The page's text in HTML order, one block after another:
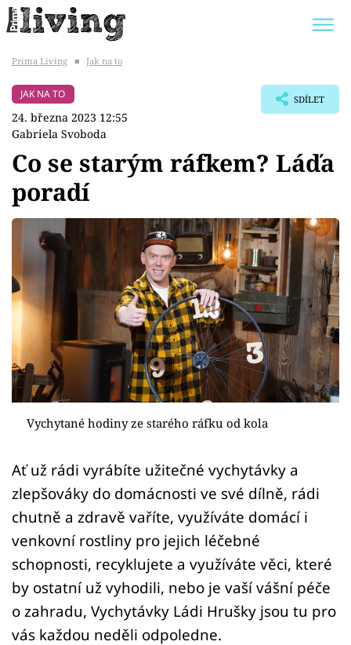
BYDLENÍ SLAVNÝCH
Témata
Bydlení
Zahrada
Design
Sledujte prima+
Přihlášení
Sledujte nás
Prima Living ■ Jak na to
JAK NA TO
24. března 2023 12:55
Gabriela Svoboda
SDÍLET
Co se starým ráfkem? Láďa
poradí
Vychytané hodiny ze starého ráfku od kola
Ať už rádi vyrábíte užitečné vychytávky a
zlepšováky do domácnosti ve své dílně, rádi
chutně a zdravě vaříte, využíváte domácí i
venkovní rostliny pro jejich léčebné
schopnosti, recyklujete a využíváte věci, které
by ostatní už vyhodili, nebo je vaší vášní péče
o zahradu, Vychytávky Ládi Hrušky jsou tu pro
vás každou neděli odpoledne.